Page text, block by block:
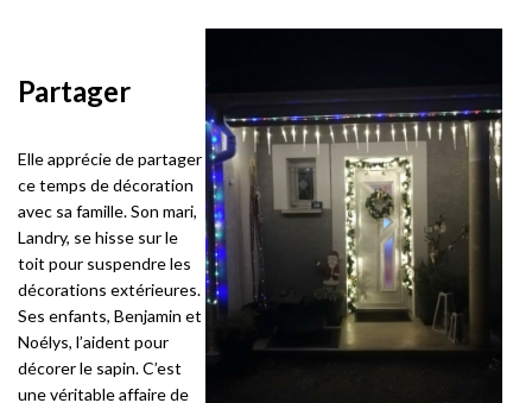
Partager
Elle apprécie de partager
ce temps de décoration
avec sa famille. Son mari,
Landry, se hisse sur le
toit pour suspendre les
décorations extérieures.
Ses enfants, Benjamin et
Noélys, l’aident pour
décorer le sapin. C’est
une véritable affaire de